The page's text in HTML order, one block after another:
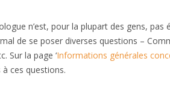
n’est, pour la plupart des gens,
de se poser diverses questions –
Sur la page ‘Informations générales
ces questions.